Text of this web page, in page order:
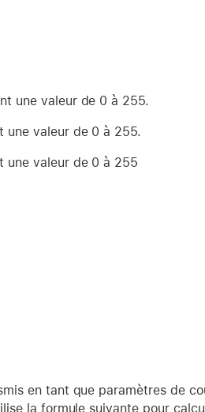
une valeur de 0 à 255.
une valeur de 0 à 255.
une valeur de 0 à 255
en tant que paramètres de
la formule suivante pour